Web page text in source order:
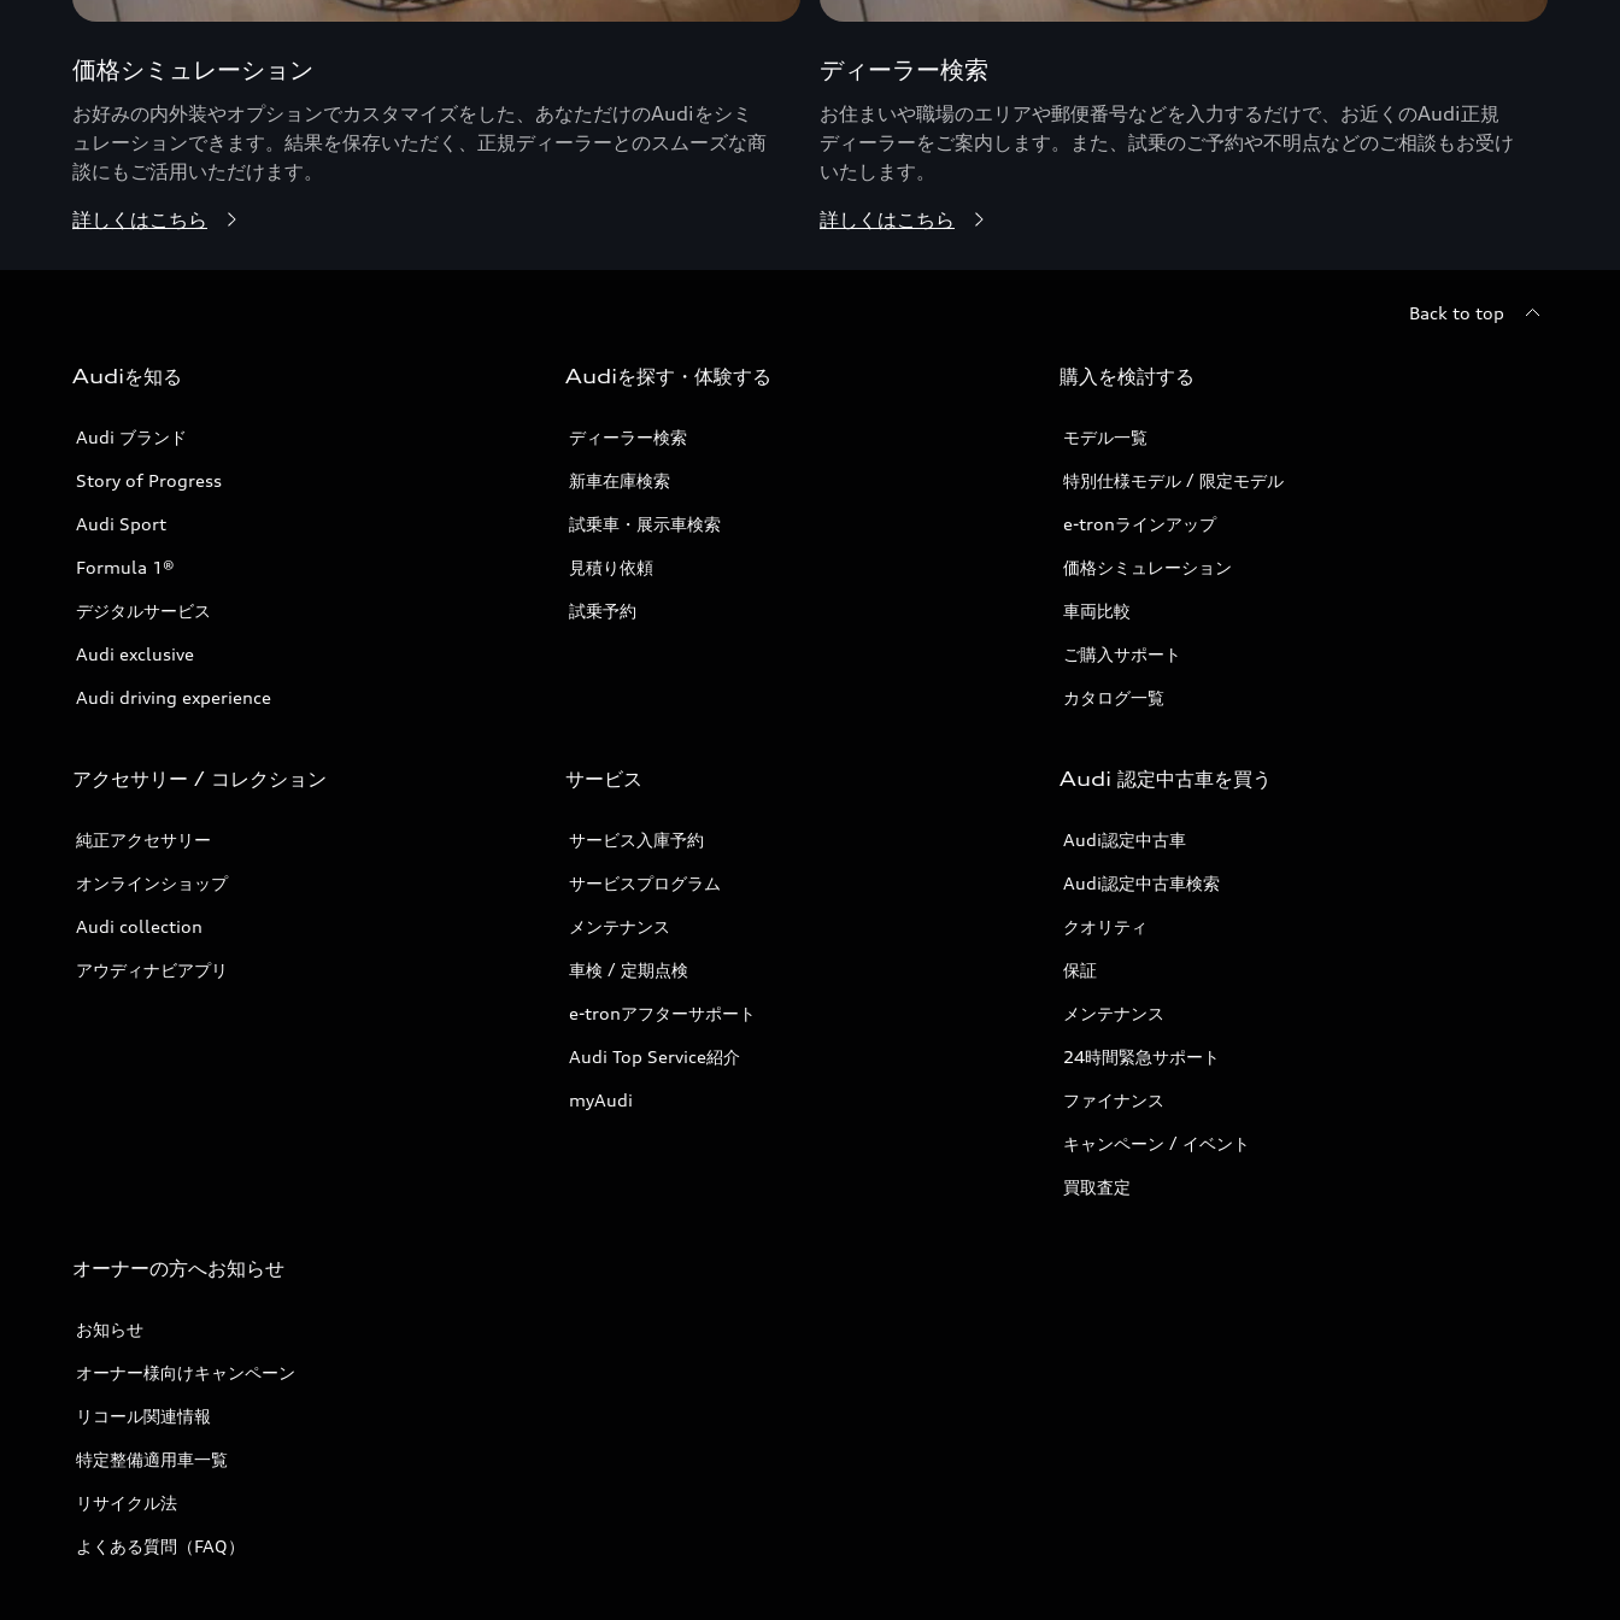
価格シミュレーション
お好みの内外装やオプションでカスタマイズをした、あなただけのAudiをシミ
ュレーションできます。結果を保存いただく、正規ディーラーとのスムーズな商
談にもご活用いただけます。
詳しくはこちら
ディーラー検索
お住まいや職場のエリアや郵便番号などを入力するだけで、お近くのAudi正規
ディーラーをご案内します。また、試乗のご予約や不明点などのご相談もお受け
いたします。
詳しくはこちら
Back to top
Audiを知る
Audi ブランド
Story of Progress
Audi Sport
Formula 1®
デジタルサービス
Audi exclusive
Audi driving experience
Audiを探す・体験する
ディーラー検索
新車在庫検索
試乗車・展示車検索
見積り依頼
試乗予約
購入を検討する
モデル一覧
特別仕様モデル / 限定モデル
e-tronラインアップ
価格シミュレーション
車両比較
ご購入サポート
カタログ一覧
アクセサリー / コレクション
純正アクセサリー
オンラインショップ
Audi collection
アウディナビアプリ
サービス
サービス入庫予約
サービスプログラム
メンテナンス
車検 / 定期点検
e-tronアフターサポート
Audi Top Service紹介
myAudi
Audi 認定中古車を買う
Audi認定中古車
Audi認定中古車検索
クオリティ
保証
メンテナンス
24時間緊急サポート
ファイナンス
キャンペーン / イベント
買取査定
オーナーの方へお知らせ
お知らせ
オーナー様向けキャンペーン
リコール関連情報
特定整備適用車一覧
リサイクル法
よくある質問（FAQ）